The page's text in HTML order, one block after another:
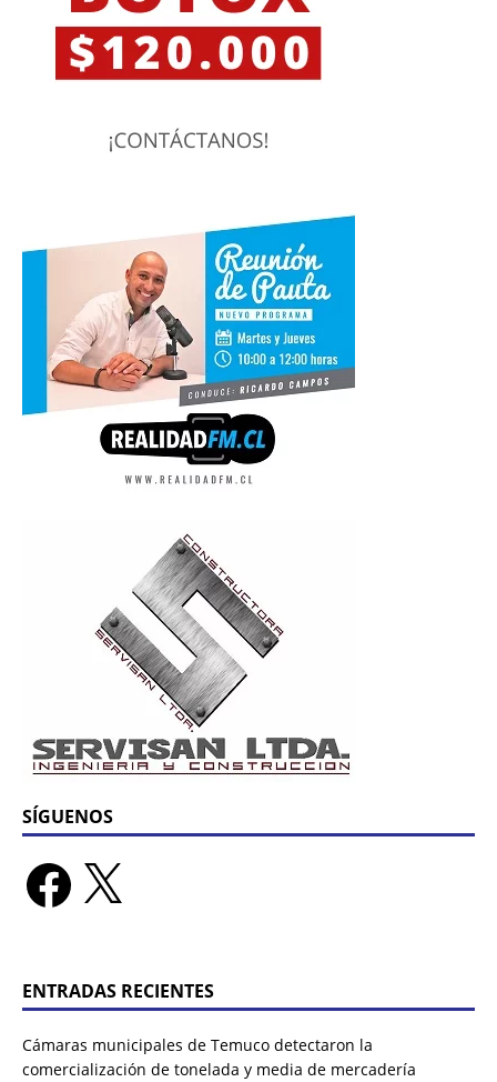
SÍGUENOS
ENTRADAS RECIENTES
Cámaras municipales de Temuco detectaron la
comercialización de tonelada y media de mercadería